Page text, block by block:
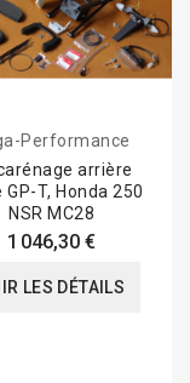
Performance
arrière
GP-T, Honda 250
NSR MC28
1 046,30 €
LES DÉTAILS